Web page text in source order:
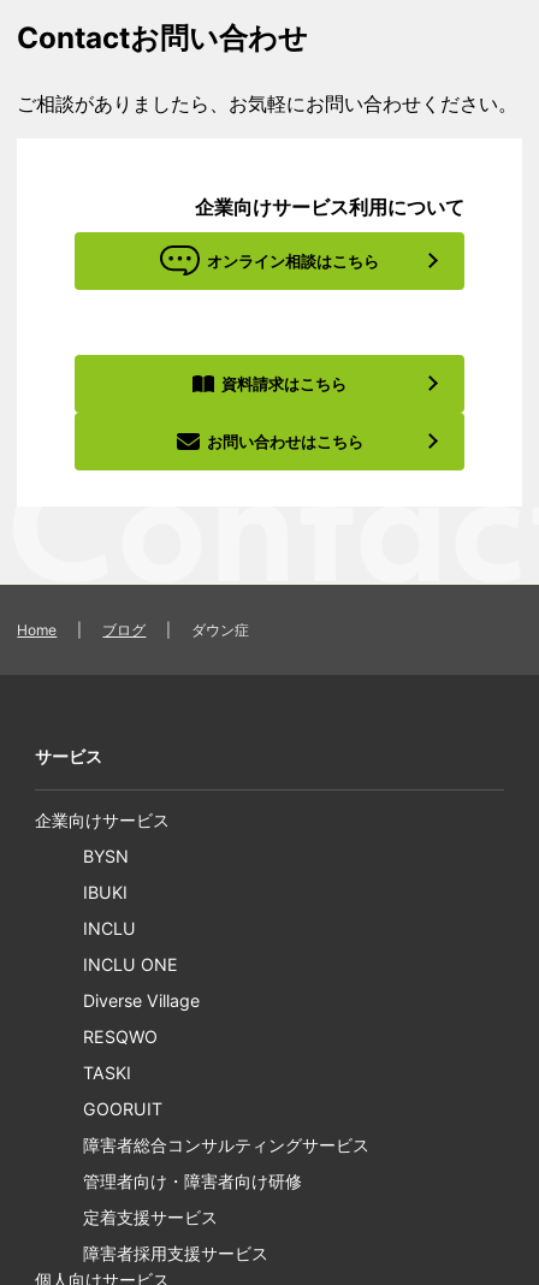
Contactお問い合わせ
ご相談がありましたら、お気軽にお問い合わせください。
企業向けサービス利用について
オンライン相談はこちら
資料請求はこちら
お問い合わせはこちら
Home ブログ ダウン症
サービス
企業向けサービス
BYSN
IBUKI
INCLU
INCLU ONE
Diverse Village
RESQWO
TASKI
GOORUIT
障害者総合コンサルティングサービス
管理者向け・障害者向け研修
定着支援サービス
障害者採用支援サービス
個人向けサービス